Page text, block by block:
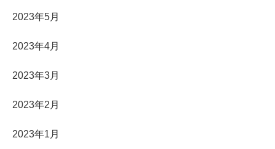
2023年5月
2023年4月
2023年3月
2023年2月
2023年1月